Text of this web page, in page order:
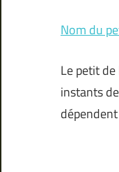
Nom du
Le petit
instants